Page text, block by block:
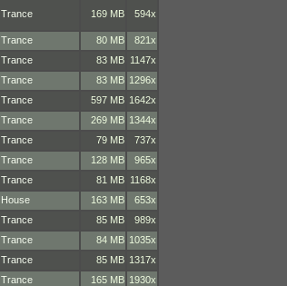
Trance 169 MB 594x
Trance 80 MB
821x
Trance 83 MB 1147x
Trance 83 MB 1296x
Trance 597 MB 1642x
Trance 269 MB 1344x
Trance 79 MB
737x
Trance 128 MB
965x
Trance 81 MB 1168x
House 163 MB
653x
Trance 85 MB
989x
Trance 84 MB 1035x
Trance 85 MB 1317x
Trance 165 MB 1930x